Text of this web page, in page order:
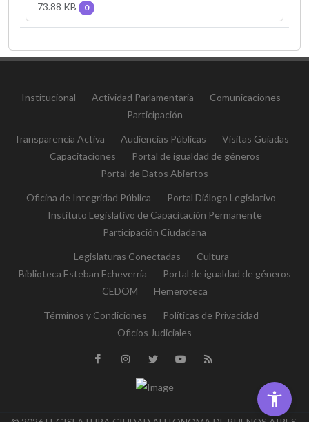
73.88 KB 0
Institucional Actividad Parlamentaria
Comunicaciones
Participación
Transparencia Activa Audiencias Públicas
Visitas Guiadas
Capacitaciones
Portal de igualdad de géneros
Portal de Datos Abiertos
Oficina de Integridad Pública
Portal Diálogo Legislativo
Instituto Legislativo de Capacitación Permanente
Participación Ciudadana
Legislaturas Conectadas
Cultura
Biblioteca Esteban Echeverría
Portal de igualdad de géneros
CEDOM
Hemeroteca
Términos y Condiciones
Políticas de Privacidad
Oficios Judiciales